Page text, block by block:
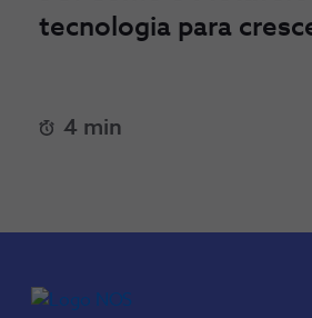
tecnologia para
4 min